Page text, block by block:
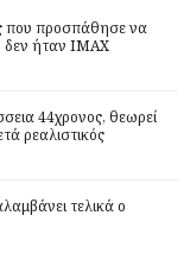
που προσπάθησε να
δεν ήταν IMAX
44χρονος, θεωρεί
ρεαλιστικός
τελικά ο